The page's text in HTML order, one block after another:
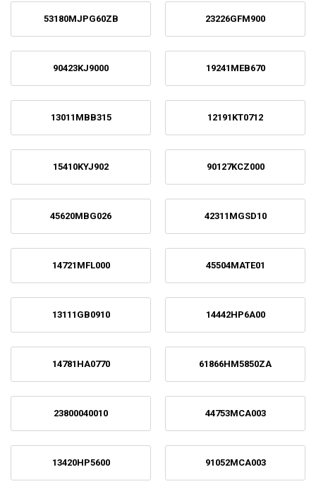
53180MJPG60ZB 23226GFM900
90423KJ9000 19241MEB670
13011MBB315 12191KT0712
15410KYJ902 90127KCZ000
45620MBG026 42311MGSD10
14721MFL000 45504MATE01
13111GB0910 14442HP6A00
14781HA0770 61866HM5850ZA
23800040010 44753MCA003
13420HP5600 91052MCA003